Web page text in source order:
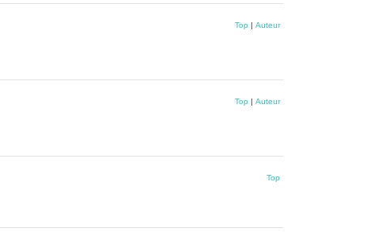
Top | Auteur
Top | Auteur
Top